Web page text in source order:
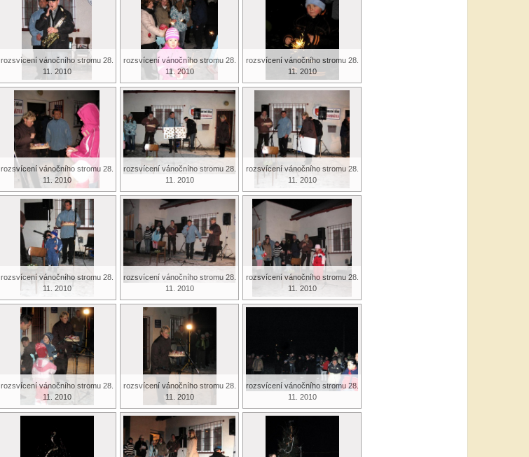
rozsvícení vánočního stromu 28.
11. 2010
rozsvícení vánočního stromu 28.
11. 2010
rozsvícení vánočního stromu 28.
11. 2010
rozsvícení vánočního stromu 28.
11. 2010
rozsvícení vánočního stromu 28.
11. 2010
rozsvícení vánočního stromu 28.
11. 2010
rozsvícení vánočního stromu 28.
11. 2010
rozsvícení vánočního stromu 28.
11. 2010
rozsvícení vánočního stromu 28.
11. 2010
rozsvícení vánočního stromu 28.
11. 2010
rozsvícení vánočního stromu 28.
11. 2010
rozsvícení vánočního stromu 28.
11. 2010